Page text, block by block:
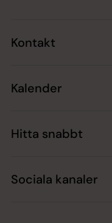
Kontakt
Kalender
Hitta snabbt
Sociala kanaler